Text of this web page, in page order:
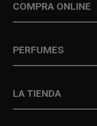
COMPRA ONLINE
PERFUMES
LA TIENDA